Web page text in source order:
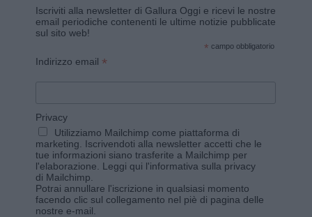
Iscriviti alla newsletter di Gallura Oggi e ricevi le nostre
email periodiche contenenti le ultime notizie pubblicate
sul sito web!
* campo obbligatorio
Indirizzo email *
Privacy
Utilizziamo Mailchimp come piattaforma di
marketing. Iscrivendoti alla newsletter accetti che le
tue informazioni siano trasferite a Mailchimp per
l'elaborazione. Leggi qui l'informativa sulla privacy
di Mailchimp
Potrai annullare l'iscrizione in qualsiasi momento
facendo clic sul collegamento nel piè di pagina delle
nostre e-mail.